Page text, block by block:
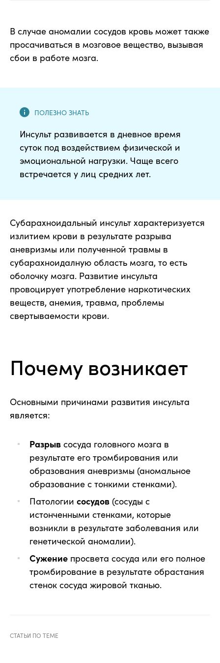
В случае аномалии сосудов кровь может также
просачиваться в мозговое вещество, вызывая
сбои в работе мозга.
Инсульт развивается в дневное время
суток под воздействием физической и
эмоциональной нагрузки. Чаще всего
встречается у лиц средних лет.
Субарахноидальный инсульт характеризуется
излитием крови в результате разрыва
аневризмы или полученной травмы в
субарахноидалную область мозга, то есть
оболочку мозга. Развитие инсульта
провоцирует употребление наркотических
веществ, анемия, травма, проблемы
свертываемости крови.
Почему возникает
Основными причинами развития инсульта
является:
Разрыв сосуда головного мозга в
результате его тромбирования или
образования аневризмы (аномальное
образование с тонкими стенками).
Патологии сосудов (сосуды с
истонченными стенками, которые
возникли в результате заболевания или
генетической аномалии).
Сужение просвета сосуда или его полное
тромбирование в результате обрастания
стенок сосуда жировой тканью.